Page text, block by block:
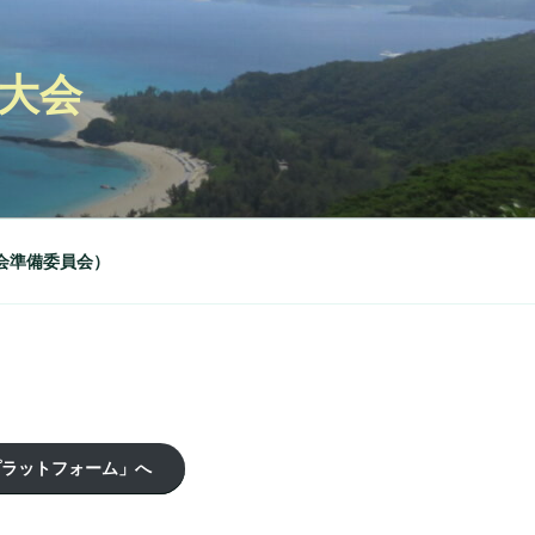
会
備委員会）
ラットフォーム」へ